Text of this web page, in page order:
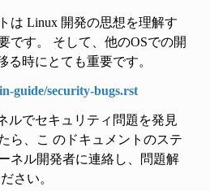
は Linux 開発の思想を理解す
です。 そして、他のOSでの開
る時にとても重要です。
guide/security-bugs.rst
ルでセキュリティ問題を発見
ら、こ のドキュメントのステ
ネル開発者に連絡し、問題解
さい。